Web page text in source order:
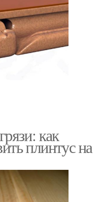
как
плинтус на